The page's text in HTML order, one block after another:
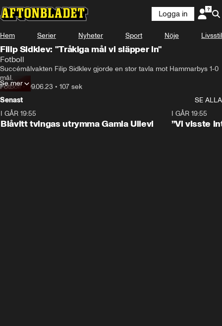
Logga in
Hem Serier Nyheter Sport Nöje Livsstil
Filip Sidklev: "Tråkiga mål vi släpper in"
Fotboll
Succémålvakten Filip Sidklev gjorde en stor tavla mot Hammarbys 1-0
mål.
Fotboll•09.06.23 • 107 sek
Se mer
Senast
SE ALLA
I GÅR 19:55
Blåvitt tvingas utrymma Gamla Ullevi
I GÅR 19:55
”Vi visste